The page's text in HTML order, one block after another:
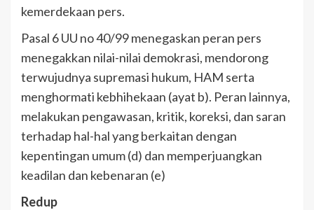
kemerdekaan pers.
Pasal 6 UU no 40/99 menegaskan peran pers
menegakkan nilai-nilai demokrasi, mendorong
terwujudnya supremasi hukum, HAM serta
menghormati kebhihekaan (ayat b). Peran lainnya,
melakukan pengawasan, kritik, koreksi, dan saran
terhadap hal-hal yang berkaitan dengan
kepentingan umum (d) dan memperjuangkan
keadilan dan kebenaran (e)
Redup